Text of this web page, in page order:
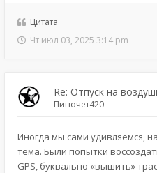
Цитата
Чт июл 03, 2025 3:14 pm
Re: Отпуск на
Пиночет420
Иногда мы сами удивляемся,
тема. Были попытки
GPS, буквально «вышить»